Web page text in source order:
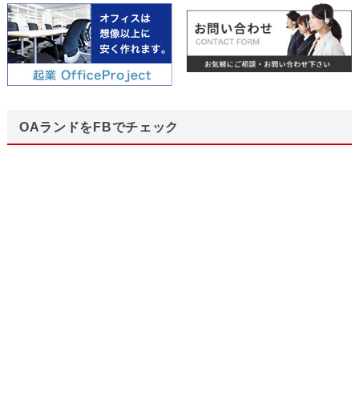
OAランドをFBでチェック